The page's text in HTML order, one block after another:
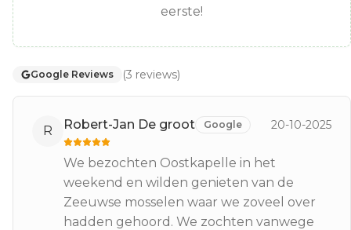
eerste!
Google Reviews (3 reviews)
R Robert-Jan De groot Google 20-10-2025
We bezochten Oostkapelle in het
weekend en wilden genieten van de
Zeeuwse mosselen waar we zoveel over
hadden gehoord. We zochten vanwege